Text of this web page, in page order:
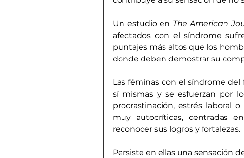
Un estudio en The American
afectados con el síndrome
puntajes más altos que los
donde deben demostrar su
Las féminas con el síndrome
sí mismas y se esfuerzan por
procrastinación, estrés laboral
muy autocríticas, centradas
reconocer sus logros y fortalezas.
Persiste en ellas una sensación